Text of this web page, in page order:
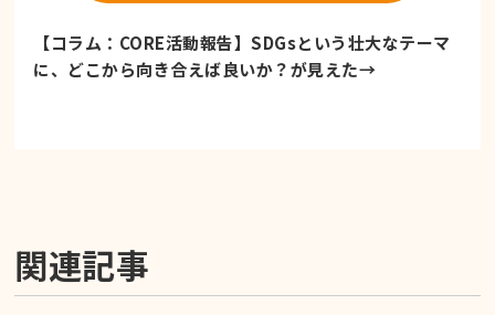
【コラム：CORE活動報告】SDGsという壮大なテーマ
に、どこから向き合えば良いか？が見えた→
関連記事